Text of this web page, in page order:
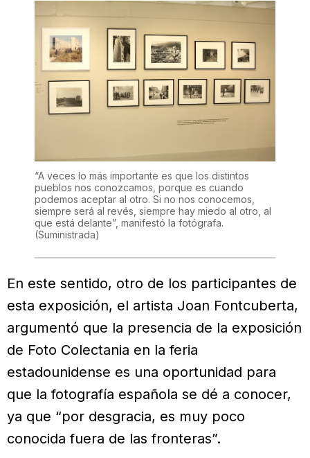
“A veces lo más importante es que los distintos
pueblos nos conozcamos, porque es cuando
podemos aceptar al otro. Si no nos conocemos,
siempre será al revés, siempre hay miedo al otro, al
que está delante”, manifestó la fotógrafa.
(Suministrada)
En este sentido, otro de los participantes de
esta exposición, el artista Joan Fontcuberta,
argumentó que la presencia de la exposición
de Foto Colectania en la feria
estadounidense es una oportunidad para
que la fotografía española se dé a conocer,
ya que “por desgracia, es muy poco
conocida fuera de las fronteras”.